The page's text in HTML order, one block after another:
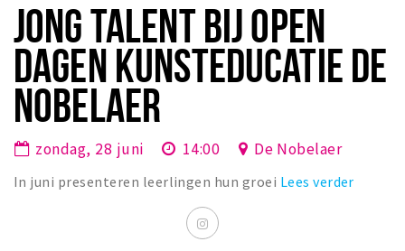
Bezienswaardigheden
Musea, theaters & podia
Uitjes & activiteiten
Natuurgebieden
Baroniepoorten
JONG TALENT BIJ OPEN
DAGEN KUNSTEDUCATIE DE
NOBELAER
zondag, 28 juni 14:00 De Nobelaer
In juni presenteren leerlingen hun groei Lees verder